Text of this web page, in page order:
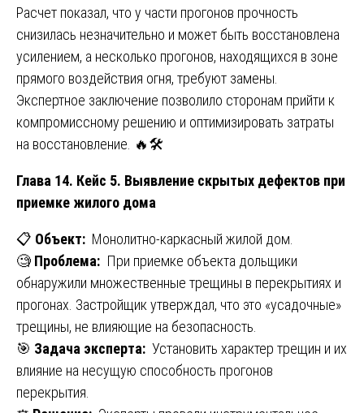
Расчет показал, что у части прогонов прочность
снизилась незначительно и может быть восстановлена
усилением, а несколько прогонов, находящихся в зоне
прямого воздействия огня, требуют замены.
Экспертное заключение позволило сторонам прийти к
компромиссному решению и оптимизировать затраты
на восстановление. 🔥🛠️
Глава 14. Кейс 5. Выявление скрытых дефектов при
приемке жилого дома
📋 Объект: Монолитно-каркасный жилой дом.
🧐 Проблема: При приемке объекта дольщики
обнаружили множественные трещины в перекрытиях и
прогонах. Застройщик утверждал, что это «усадочные»
трещины, не влияющие на безопасность.
🎯 Задача эксперта: Установить характер трещин и их
влияние на несущую способность прогонов
перекрытия.